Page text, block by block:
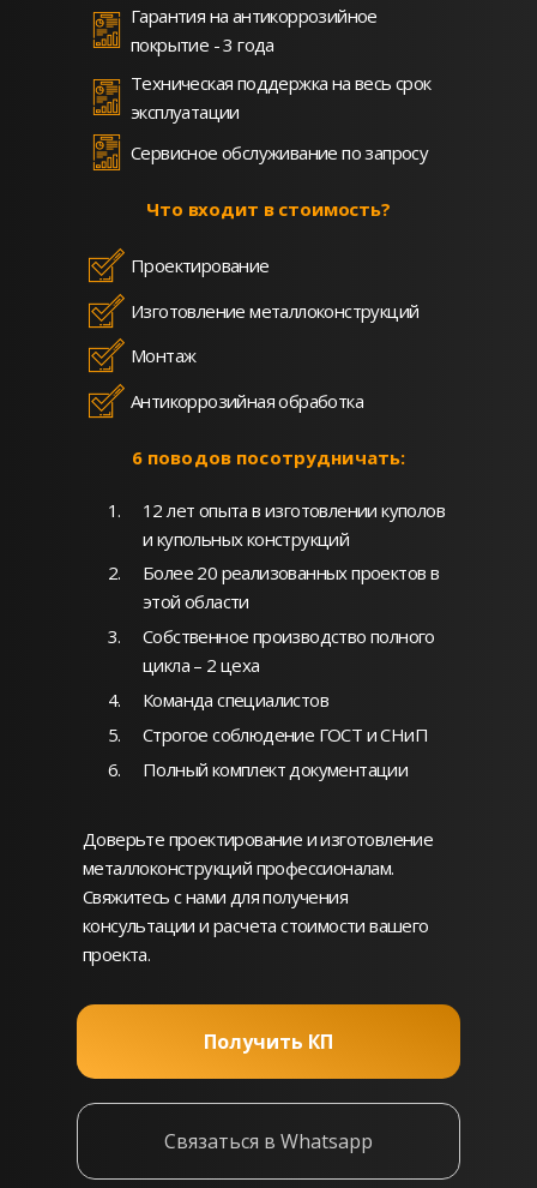
Гарантия на антикоррозийное
покрытие - 3 года
Техническая поддержка на весь срок
эксплуатации
Сервисное обслуживание по запросу
Что входит в стоимость?
Проектирование
Изготовление металлоконструкций
Монтаж
Антикоррозийная обработка
6 поводов посотрудничать:
12 лет опыта в изготовлении куполов
и купольных конструкций
Более 20 реализованных проектов в
этой области
Собственное производство полного
цикла – 2 цеха
Команда специалистов
Строгое соблюдение ГОСТ и СНиП
Полный комплект документации
Доверьте проектирование и изготовление
металлоконструкций профессионалам.
Свяжитесь с нами для получения
консультации и расчета стоимости вашего
проекта.
Получить КП
Связаться в Whatsapp